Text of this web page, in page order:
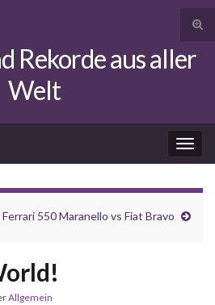
Rekorde aus aller
Welt
550 Maranello vs Fiat Bravo
Allgemein